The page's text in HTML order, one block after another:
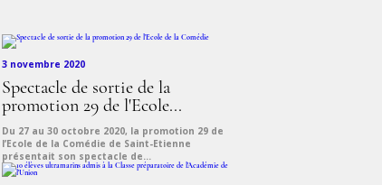
3 novembre 2020
Spectacle de sortie de la
promotion 29 de l'Ecole...
Du 27 au 30 octobre 2020, la promotion 29 de
l’Ecole de la Comédie de Saint-Etienne
présentait son spectacle de...